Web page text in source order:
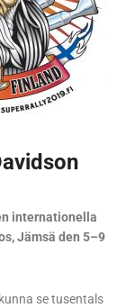
internationella
Jämsä den 5–9
se tusentals